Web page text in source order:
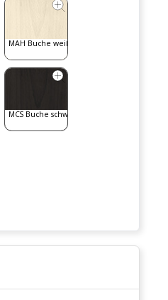
MAH Buche weiß gebeizt
MCS Buche schwarz